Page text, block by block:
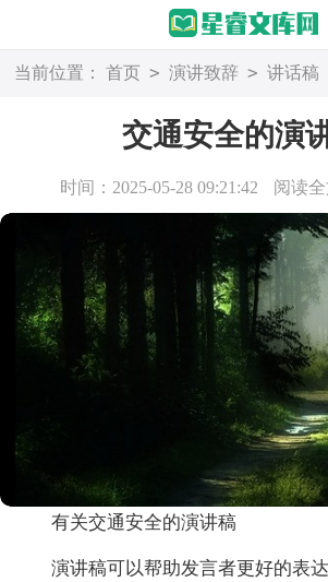
当前位置： 首页 > 演讲致辞 > 讲话稿
交通安全的演
时间：2025-05-28 09:21:42 阅读
有关交通安全的演讲稿
演讲稿可以帮助发言者更好的表